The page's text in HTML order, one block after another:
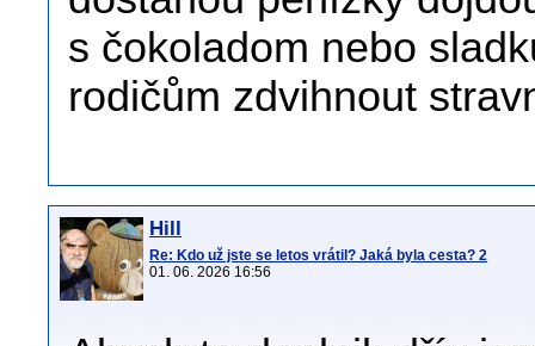
s čokoladom nebo
rodičům zdvihnout
Hill
Re: Kdo už jste se letos vrátil? Jaká byla cesta? 2
01. 06. 2026 16:56